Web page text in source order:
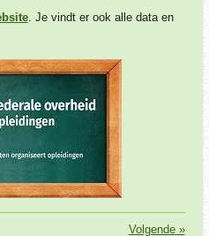
. Je vindt er ook alle data en
Volgende»